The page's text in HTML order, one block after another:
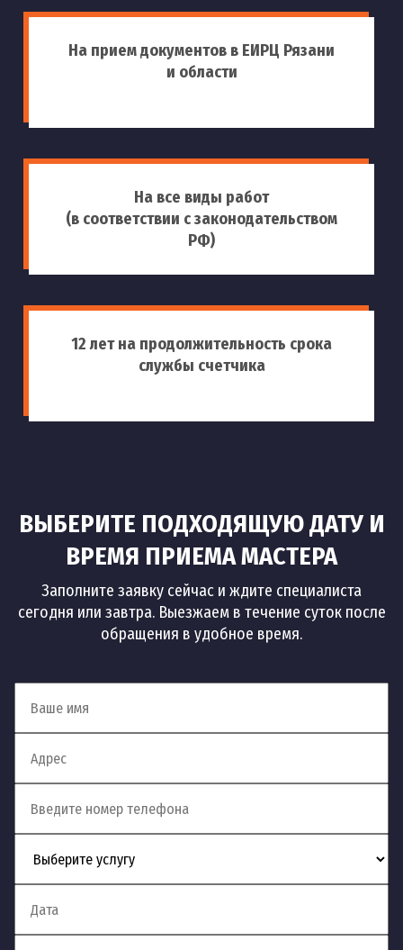
На прием документов в ЕИРЦ Рязани
и области
На все виды работ
(в соответствии с законодательством
РФ)
12 лет на продолжительность срока
службы счетчика
ВЫБЕРИТЕ ПОДХОДЯЩУЮ ДАТУ И
ВРЕМЯ ПРИЕМА МАСТЕРА
Заполните заявку сейчас и ждите специалиста
сегодня или завтра. Выезжаем в течение суток после
обращения в удобное время.